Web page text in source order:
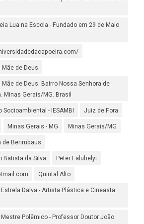
Lua na Escola - Fundado em 29 de Maio
Mãe de Deus
Mãe de Deus. Bairro Nossa Senhora de
Minas Gerais/MG. Brasil
- IESAMBI Juiz de Fora
Minas Gerais - MG Minas Gerais/MG
de Berimbaus
Batista da Silva Peter Faluhelyi
Quintal Alto
Dalva - Artista Plástica e Cineasta
Polêmico - Professor Doutor João